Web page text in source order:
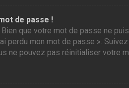
de passe !
que votre mot de passe ne
perdu mon mot de passe ».
ne pouvez pas réinitialiser votre